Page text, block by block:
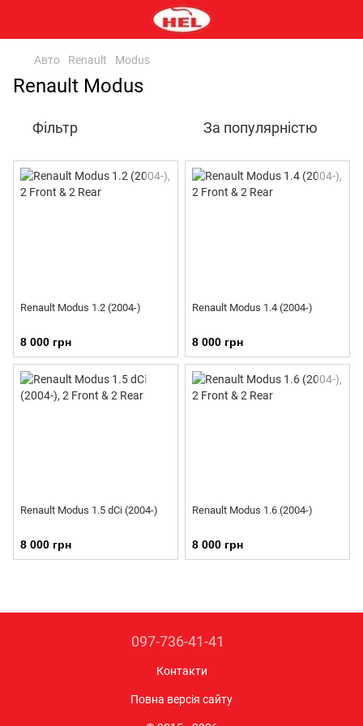
Авто Renault Modus
Renault Modus
Фільтр За популярністю
Renault Modus 1.2 (2004-)
8 000 грн
Renault Modus 1.4 (2004-)
8 000 грн
Renault Modus 1.5 dCi (2004-)
8 000 грн
Renault Modus 1.6 (2004-)
8 000 грн
097-736-41-41
Контакти
Повна версія сайту